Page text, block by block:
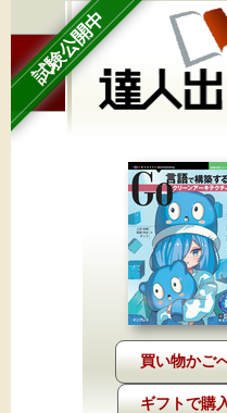
試験公開中
ギフトで購